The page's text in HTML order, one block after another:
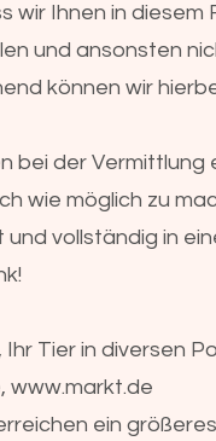
wir Ihnen in
und ansonsten
können wir
bei der Vermittlung
wie möglich zu
vollständig in
Tier in diversen
, www.markt.de
ein